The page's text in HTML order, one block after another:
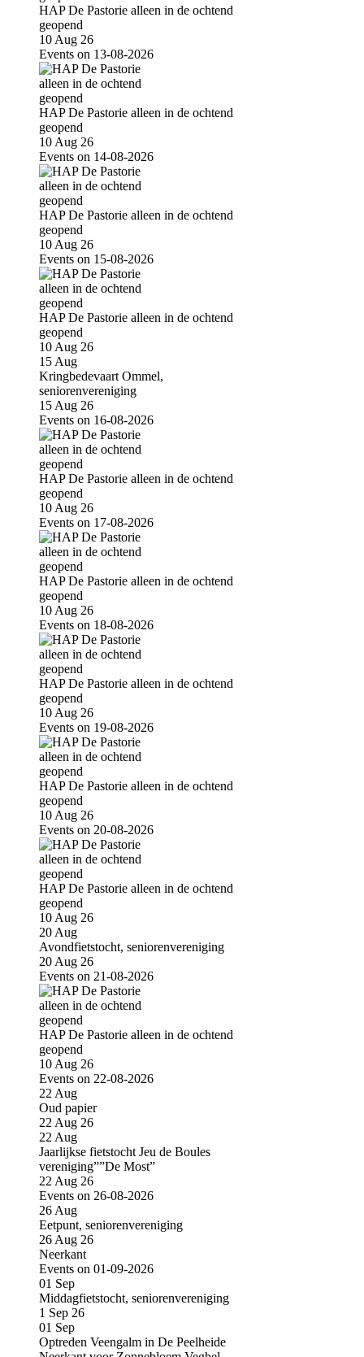
HAP De Pastorie alleen in de ochtend
geopend
10 Aug 26
Events on 13-08-2026
HAP De Pastorie alleen in de ochtend
geopend
10 Aug 26
Events on 14-08-2026
HAP De Pastorie alleen in de ochtend
geopend
10 Aug 26
Events on 15-08-2026
HAP De Pastorie alleen in de ochtend
geopend
10 Aug 26
15 Aug
Kringbedevaart Ommel,
seniorenvereniging
15 Aug 26
Events on 16-08-2026
HAP De Pastorie alleen in de ochtend
geopend
10 Aug 26
Events on 17-08-2026
HAP De Pastorie alleen in de ochtend
geopend
10 Aug 26
Events on 18-08-2026
HAP De Pastorie alleen in de ochtend
geopend
10 Aug 26
Events on 19-08-2026
HAP De Pastorie alleen in de ochtend
geopend
10 Aug 26
Events on 20-08-2026
HAP De Pastorie alleen in de ochtend
geopend
10 Aug 26
20 Aug
Avondfietstocht, seniorenvereniging
20 Aug 26
Events on 21-08-2026
HAP De Pastorie alleen in de ochtend
geopend
10 Aug 26
Events on 22-08-2026
22 Aug
Oud papier
22 Aug 26
22 Aug
Jaarlijkse fietstocht Jeu de Boules
vereniging””De Most”
22 Aug 26
Events on 26-08-2026
26 Aug
Eetpunt, seniorenvereniging
26 Aug 26
Neerkant
Events on 01-09-2026
01 Sep
Middagfietstocht, seniorenvereniging
1 Sep 26
01 Sep
Optreden Veengalm in De Peelheide